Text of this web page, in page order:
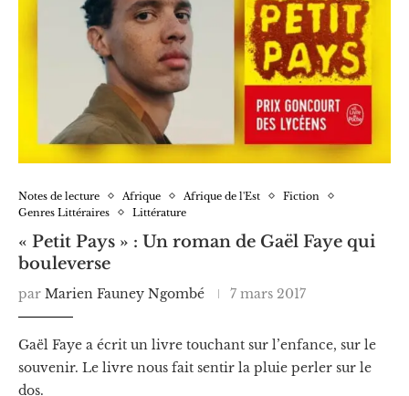
Notes de lecture Afrique Afrique de l'Est
Fiction
Genres Littéraires
Littérature
« Petit Pays » : Un roman de Gaël Faye qui
bouleverse
par Marien Fauney Ngombé 7 mars 2017
Gaël Faye a écrit un livre touchant sur l’enfance, sur le
souvenir. Le livre nous fait sentir la pluie perler sur le
dos.